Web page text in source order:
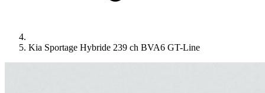
Kia Sportage Hybride 239 ch BVA6 GT-Line